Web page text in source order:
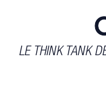
LE THINK TANK